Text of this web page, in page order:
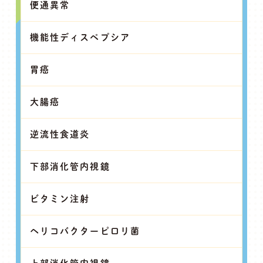
便通異常
機能性ディスペプシア
胃癌
大腸癌
逆流性食道炎
下部消化管内視鏡
ビタミン注射
ヘリコバクターピロリ菌